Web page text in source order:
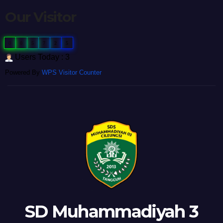
5 7 2 5
Users Today : 3
Powered By WPS Visitor Counter
SD Muhammadiyah 3